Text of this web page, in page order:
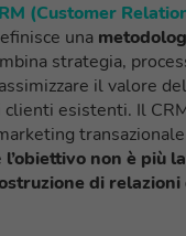
(Customer
una
strategia,
il valore
clienti esistenti. Il
l’obiettivo non è più
di